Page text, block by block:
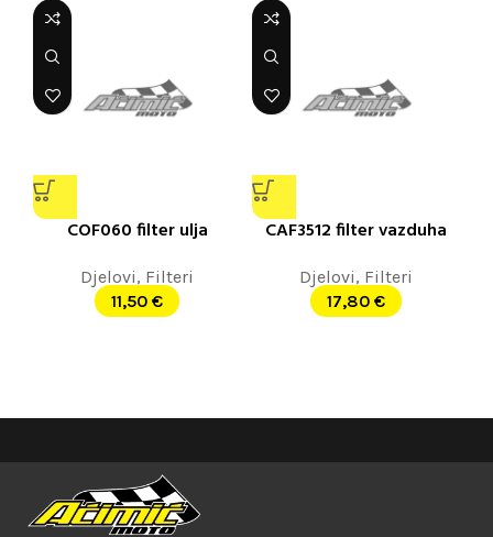
COF060 filter ulja
Djelovi, Filteri
11,50 €
CAF3512 filter vazduha
Djelovi, Filteri
17,80 €